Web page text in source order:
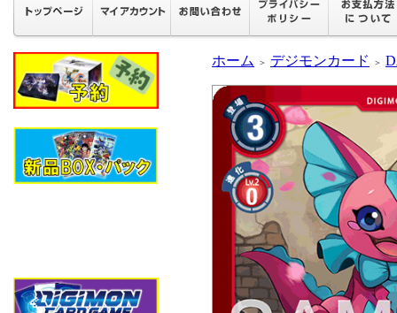
ホーム ＞ デジモンカード ＞